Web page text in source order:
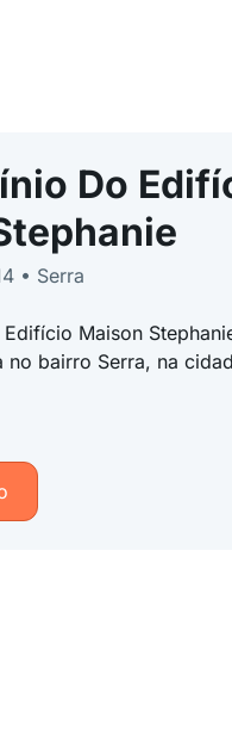
Do
• Serra
Maison
no bairro Serra, na